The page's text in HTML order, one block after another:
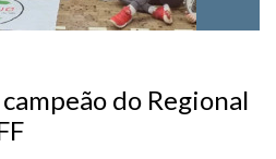
do Regional